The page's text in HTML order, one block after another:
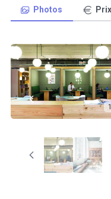
Photos Prix